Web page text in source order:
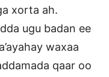
xorta ah.
ugu badan ee
waxaa
qaar oo